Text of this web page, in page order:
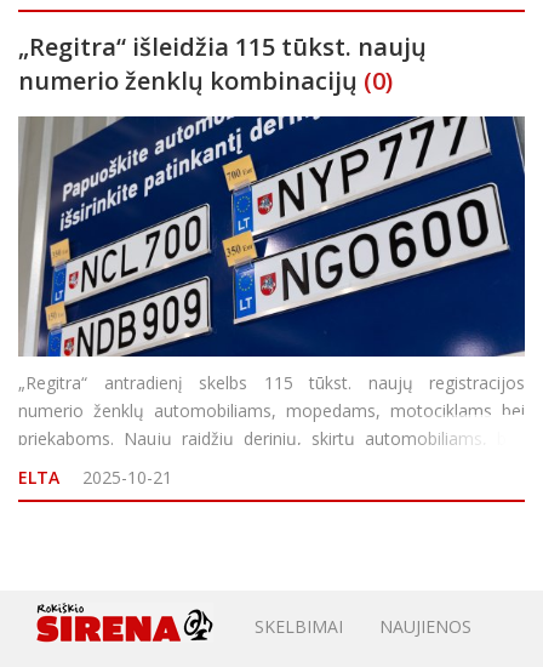
„Regitra“ išleidžia 115 tūkst. naujų
numerio ženklų kombinacijų (0)
„Regitra“ antradienį skelbs 115 tūkst. naujų registracijos
numerio ženklų automobiliams, mopedams, motociklams bei
priekaboms. Naujų raidžių derinių, skirtų automobiliams, bus
galima rinktis su skaičiais nuo 001 iki 999. Tuo metu
elektromobiliams išleidžiama 10 tūkst. derinių su
ELTA 2025-10-21
SKELBIMAI NAUJIENOS